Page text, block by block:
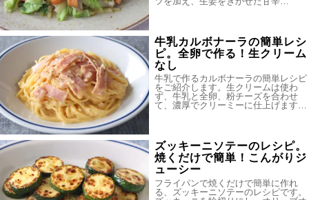
牛乳カルボナーラの簡単レシ
ピ。全卵で作る！生クリーム
なし
牛乳で作るカルボナーラの簡単レシピ
をご紹介します。生クリームは使わ
ず、牛乳と全卵、粉チーズを合わせ
て、濃厚でクリーミーに仕上げます…
ズッキーニソテーのレシピ。
焼くだけで簡単！こんがりジ
ューシー
フライパンで焼くだけで簡単に作れ
る、ズッキーニソテーのレシピです。